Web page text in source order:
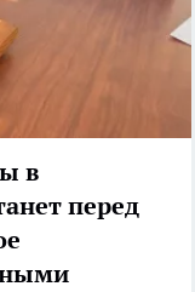
в
перед